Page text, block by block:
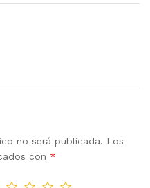
no será publicada. Los
con *